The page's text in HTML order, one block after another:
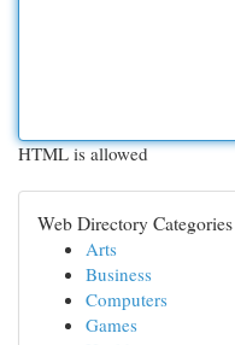
HTML is allowed
Web Directory Categories
Arts
Business
Computers
Games